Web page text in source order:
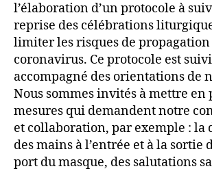
l’élaboration d’un protocole à
reprise des célébrations
limiter les risques de
coronavirus. Ce protocole est
accompagné des orientations de
Nous sommes invités à mettre en
mesures qui demandent notre
et collaboration, par exemple : la
des mains à l’entrée et à la sortie
port du masque, des salutations